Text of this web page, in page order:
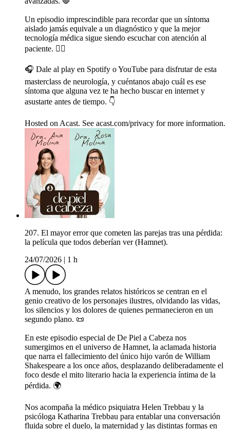
Un episodio imprescindible para recordar que un síntoma
aislado jamás equivale a un diagnóstico y que la mejor
tecnología médica sigue siendo escuchar con atención al
paciente. 👩‍⚕️
🎧 Dale al play en Spotify o YouTube para disfrutar de esta
masterclass de neurología, y cuéntanos abajo cuál es ese
síntoma que alguna vez te ha hecho buscar en internet y
asustarte antes de tiempo. 👇
Hosted on Acast. See acast.com/privacy for more information.
207. El mayor error que cometen las parejas tras una pérdida:
la película que todos deberían ver (Hamnet).
24/07/2026
1 h
A menudo, los grandes relatos históricos se centran en el
genio creativo de los personajes ilustres, olvidando las vidas,
los silencios y los dolores de quienes permanecieron en un
segundo plano. 📜
En este episodio especial de De Piel a Cabeza nos
sumergimos en el universo de Hamnet, la aclamada historia
que narra el fallecimiento del único hijo varón de William
Shakespeare a los once años, desplazando deliberadamente el
foco desde el mito literario hacia la experiencia íntima de la
pérdida. 🌍
Nos acompaña la médico psiquiatra Helen Trebbau y la
psicóloga Katharina Trebbau para entablar una conversación
fluida sobre el duelo, la maternidad y las distintas formas en